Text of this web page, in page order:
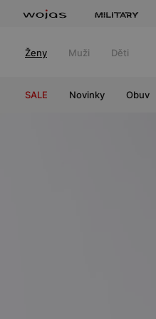
Ženy Muži Děti
SALE Novinky Obuv